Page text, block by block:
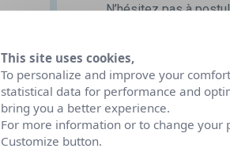
N’hésitez pas à
prestations de 3h
complément de
– Lieu de travail : Au
– Début de la mission
– Durée de la
This site uses cookies,
To personalize and improve your
statistical data for performance and
bring you a better experience.
For more information or to change your
Customize button.